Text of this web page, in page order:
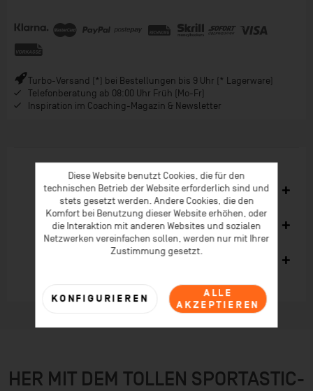
Turbo-Versand (*) bei Bestellungen bis 9 Uhr (* Lagerware)
Telefonberatung ab 08:00 Uhr Früh (Mo-Fr)
Inspiration im Coaching-Magazin & Newsletter
Ähnliche Artikel
Kunden kauften auch
Kunden haben sich ebenfalls angesehen
HER MIT DEM TOLLEN SPORTASTIC-
Diese Website benutzt Cookies, die für den
technischen Betrieb der Website erforderlich sind und
stets gesetzt werden. Andere Cookies, die den
Komfort bei Benutzung dieser Website erhöhen, oder
die Interaktion mit anderen Websites und sozialen
Netzwerken vereinfachen sollen, werden nur mit Ihrer
Zustimmung gesetzt.
ALLE
AKZEPTIEREN
KONFIGURIEREN